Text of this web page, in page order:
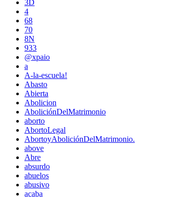
3D
4
68
70
8N
933
@xpaio
a
A-la-escuela!
Abasto
Abierta
Abolicion
AboliciónDelMatrimonio
aborto
AbortoLegal
AbortoyAboliciónDelMatrimonio.
above
Abre
absurdo
abuelos
abusivo
acaba